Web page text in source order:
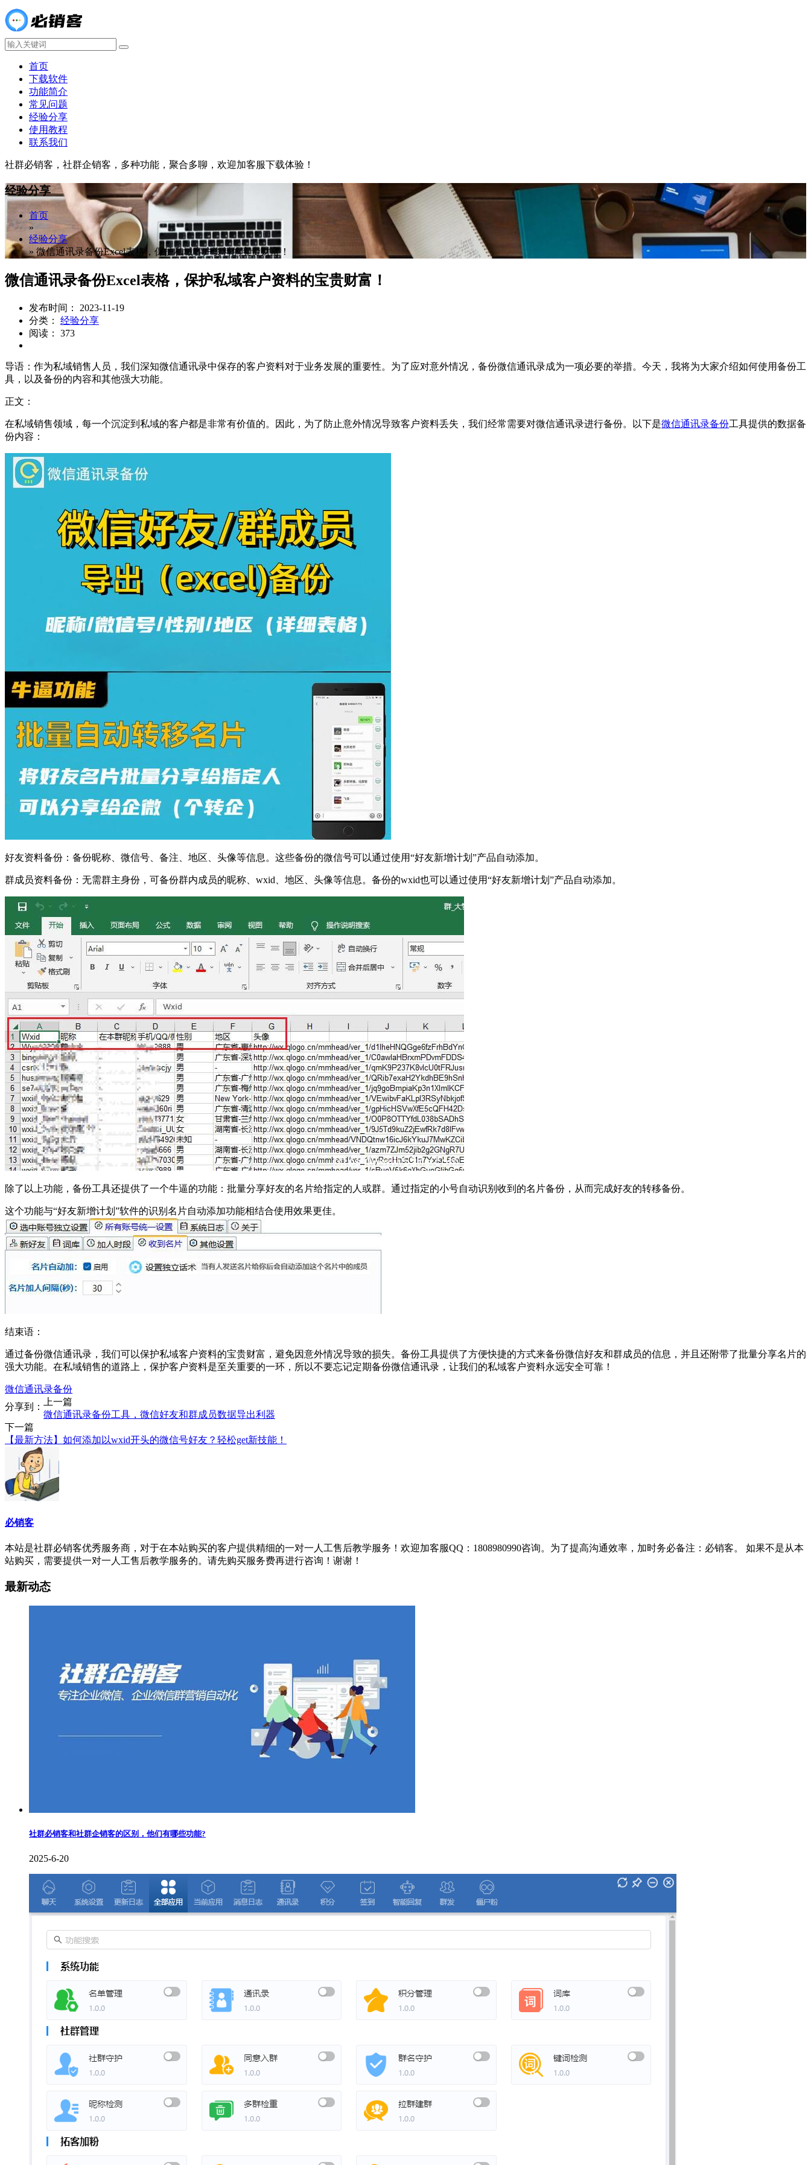
首页
下载软件
功能简介
常见问题
经验分享
使用教程
联系我们
社群必销客，社群企销客，多种功能，聚合多聊，欢迎加客服下载体验！
经验分享
首页
»
经验分享
» 微信通讯录备份Excel表格，保护私域客户资料的宝贵财富！
微信通讯录备份Excel表格，保护私域客户资料的宝贵财富！
发布时间： 2023-11-19
分类： 经验分享
阅读： 373
导语：作为私域销售人员，我们深知微信通讯录中保存的客户资料对于业务发展的重要性。为了应对意外情况，备份微信通讯录成为一项必要的举措。今天，我将为大家介绍如何使用备份工
具，以及备份的内容和其他强大功能。
正文：
在私域销售领域，每一个沉淀到私域的客户都是非常有价值的。因此，为了防止意外情况导致客户资料丢失，我们经常需要对微信通讯录进行备份。以下是微信通讯录备份工具提供的数据备
份内容：
好友资料备份：备份昵称、微信号、备注、地区、头像等信息。这些备份的微信号可以通过使用“好友新增计划”产品自动添加。
群成员资料备份：无需群主身份，可备份群内成员的昵称、wxid、地区、头像等信息。备份的wxid也可以通过使用“好友新增计划”产品自动添加。
除了以上功能，备份工具还提供了一个牛逼的功能：批量分享好友的名片给指定的人或群。通过指定的小号自动识别收到的名片备份，从而完成好友的转移备份。
这个功能与“好友新增计划”软件的识别名片自动添加功能相结合使用效果更佳。
结束语：
通过备份微信通讯录，我们可以保护私域客户资料的宝贵财富，避免因意外情况导致的损失。备份工具提供了方便快捷的方式来备份微信好友和群成员的信息，并且还附带了批量分享名片的
强大功能。在私域销售的道路上，保护客户资料是至关重要的一环，所以不要忘记定期备份微信通讯录，让我们的私域客户资料永远安全可靠！
微信通讯录备份
分享到：
上一篇
微信通讯录备份工具，微信好友和群成员数据导出利器
下一篇
【最新方法】如何添加以wxid开头的微信号好友？轻松get新技能！
必销客
本站是社群必销客优秀服务商，对于在本站购买的客户提供精细的一对一人工售后教学服务！欢迎加客服QQ：1808980990咨询。为了提高沟通效率，加时务必备注：必销客。 如果不是从本
站购买，需要提供一对一人工售后教学服务的。请先购买服务费再进行咨询！谢谢！
最新动态
社群必销客和社群企销客的区别，他们有哪些功能?
2025-6-20